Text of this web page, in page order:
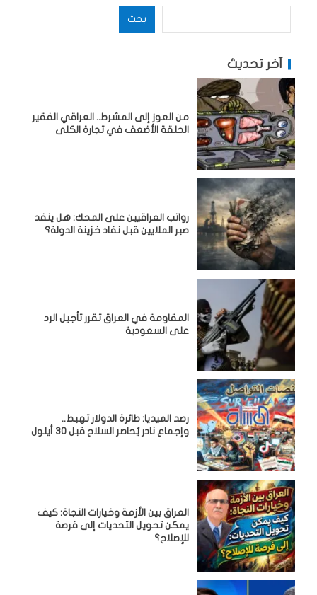
بحث
آخر تحديث
من العوز إلى المشرط.. العراقي الفقير
الحلقة الأضعف في تجارة الكلى
رواتب العراقيين على المحك: هل ينفد
صبر الملايين قبل نفاد خزينة الدولة؟
المقاومة في العراق تقرر تأجيل الرد
على السعودية
رصد الميديا: طائرة الدولار تهبط..
وإجماع نادر يُحاصر السلاح قبل 30 أيلول
العراق بين الأزمة وخيارات النجاة: كيف
يمكن تحويل التحديات إلى فرصة
للإصلاح؟